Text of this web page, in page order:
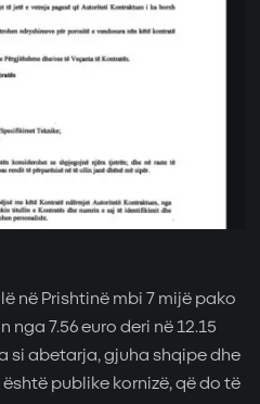
në Prishtinë mbi 7 mijë pako
7.56 euro deri në 12.15
si abetarja, gjuha shqipe dhe
publike kornizë, që do të